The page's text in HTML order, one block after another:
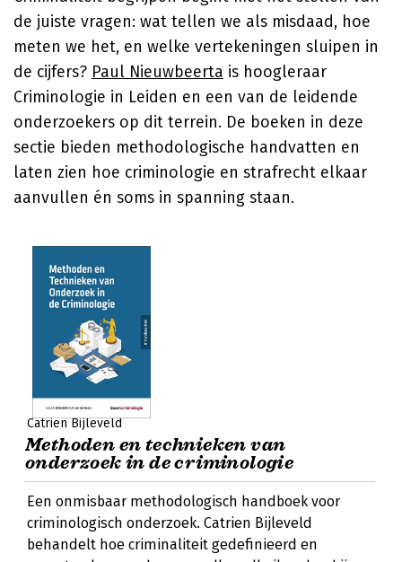
de juiste vragen: wat tellen we als misdaad, hoe
meten we het, en welke vertekeningen sluipen in
de cijfers? Paul Nieuwbeerta is hoogleraar
Criminologie in Leiden en een van de leidende
onderzoekers op dit terrein. De boeken in deze
sectie bieden methodologische handvatten en
laten zien hoe criminologie en strafrecht elkaar
aanvullen én soms in spanning staan.
Catrien Bijleveld
Methoden en technieken van
onderzoek in de criminologie
Een onmisbaar methodologisch handboek voor
criminologisch onderzoek. Catrien Bijleveld
behandelt hoe criminaliteit gedefinieerd en